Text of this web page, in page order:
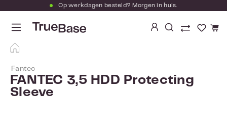
Ga naar de hoofdinhoud
Op werkdagen besteld? Morgen in huis.
Je
Fantec
FANTEC 3,5 HDD Protecting
Sleeve